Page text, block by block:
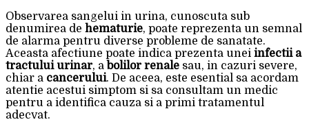
Observarea sangelui in urina, cunoscuta sub
denumirea de hematurie, poate reprezenta un semnal
de alarma pentru diverse probleme de sanatate.
Aceasta afectiune poate indica prezenta unei infectii a
tractului urinar, a bolilor renale sau, in cazuri severe,
chiar a cancerului. De aceea, este esential sa acordam
atentie acestui simptom si sa consultam un medic
pentru a identifica cauza si a primi tratamentul
adecvat.